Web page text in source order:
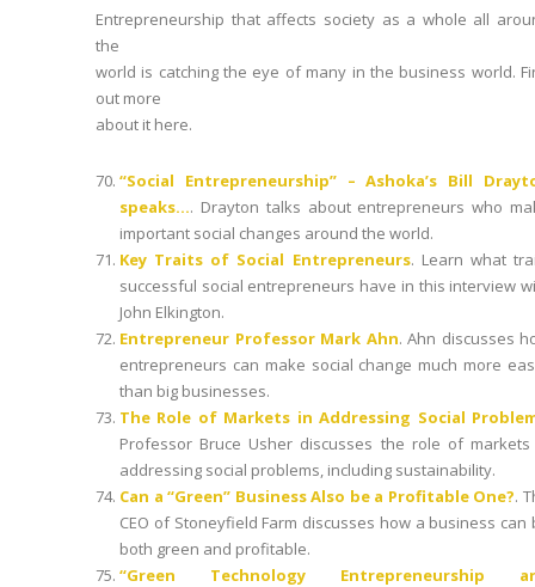
Entrepreneurship that affects society as a whole all
the
world is catching the eye of many in the business world.
out more
about it here.
“Social Entrepreneurship” – Ashoka’s Bill
speaks…. Drayton talks about entrepreneurs who
important social changes around the world.
Key Traits of Social Entrepreneurs. Learn what
successful social entrepreneurs have in this interview
John Elkington.
Entrepreneur Professor Mark Ahn. Ahn discusses
entrepreneurs can make social change much more
than big businesses.
The Role of Markets in Addressing Social
Professor Bruce Usher discusses the role of
addressing social problems, including sustainability.
Can a “Green” Business Also be a Profitable One?.
CEO of Stoneyfield Farm discusses how a business can
both green and profitable.
“Green Technology Entrepreneurship